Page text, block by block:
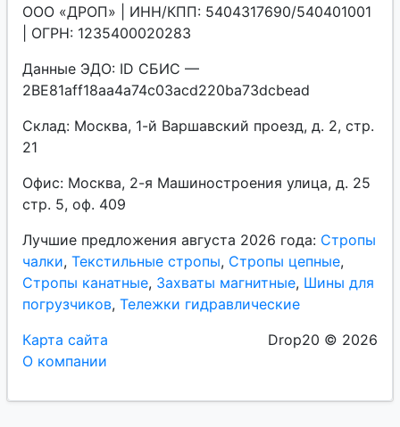
ООО «ДРОП» | ИНН/КПП: 5404317690/540401001
| ОГРН: 1235400020283
Данные ЭДО: ID СБИС —
2BE81aff18aa4a74c03acd220ba73dcbead
Склад: Москва, 1-й Варшавский проезд, д. 2, стр.
21
Офис: Москва, 2-я Машиностроения улица, д. 25
стр. 5, оф. 409
Лучшие предложения августа 2026 года: Стропы
чалки, Текстильные стропы, Стропы цепные,
Стропы канатные, Захваты магнитные, Шины для
погрузчиков, Тележки гидравлические
Карта сайта
О компании
Drop20 © 2026